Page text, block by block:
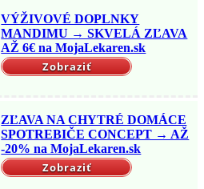
VÝŽIVOVÉ DOPLNKY
MANDIMU → SKVELÁ ZĽAVA
AŽ 6€ na MojaLekaren.sk
Zobraziť
ZĽAVA NA CHYTRÉ DOMÁCE
SPOTREBIČE CONCEPT → AŽ
-20% na MojaLekaren.sk
Zobraziť